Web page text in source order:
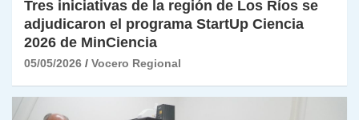
Tres iniciativas de la región de Los Ríos se
adjudicaron el programa StartUp Ciencia
2026 de MinCiencia
05/05/2026 Vocero Regional